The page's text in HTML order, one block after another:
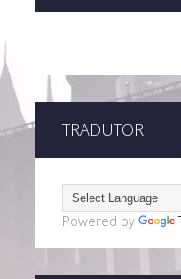
TRADUTOR
Powered by